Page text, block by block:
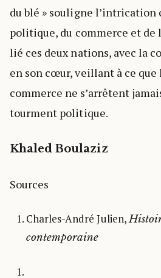
du blé » souligne l’intrication
politique, du commerce et de
lié ces deux nations, avec la
en son cœur, veillant à ce que
commerce ne s’arrêtent
tourment politique.
Khaled Boulaziz
Sources
Charles-André Julien,
contemporaine